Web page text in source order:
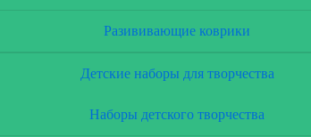
Разививающие коврики
Детские наборы для творчества
Наборы детского творчества